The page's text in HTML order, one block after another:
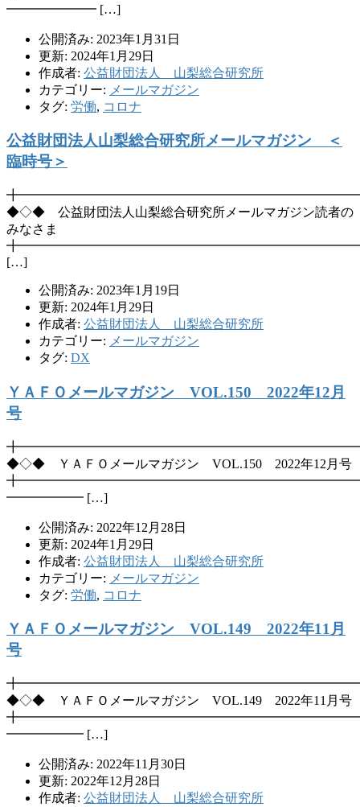
━━━━━━━ […]
公開済み: 2023年1月31日
更新: 2024年1月29日
作成者: 公益財団法人 山梨総合研究所
カテゴリー: メールマガジン
タグ: 労働, コロナ
公益財団法人山梨総合研究所メールマガジン ＜
臨時号＞
◆◇◆ 公益財団法人山梨総合研究所メールマガジン読者の
みなさま
[…]
公開済み: 2023年1月19日
更新: 2024年1月29日
作成者: 公益財団法人 山梨総合研究所
カテゴリー: メールマガジン
タグ: DX
ＹＡＦＯメールマガジン VOL.150 2022年12月
号
◆◇◆ ＹＡＦＯメールマガジン VOL.150 2022年12月号
━━━━━━ […]
公開済み: 2022年12月28日
更新: 2024年1月29日
作成者: 公益財団法人 山梨総合研究所
カテゴリー: メールマガジン
タグ: 労働, コロナ
ＹＡＦＯメールマガジン VOL.149 2022年11月
号
◆◇◆ ＹＡＦＯメールマガジン VOL.149 2022年11月号
━━━━━━ […]
公開済み: 2022年11月30日
更新: 2022年12月28日
作成者: 公益財団法人 山梨総合研究所